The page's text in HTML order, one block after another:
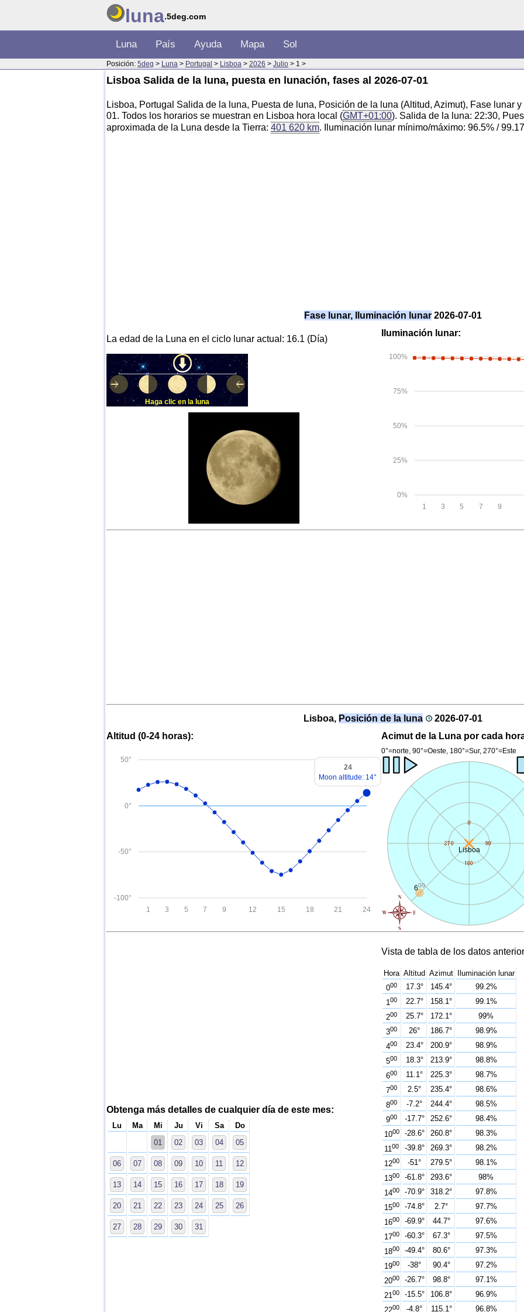
luna.5deg.com
Luna País Ayuda Mapa Sol
Posición: 5deg > Luna > Portugal > Lisboa > 2026 > Julio > 1 >
Lisboa Salida de la luna, puesta en lunación, fases al 2026-07-01
Lisboa, Portugal Salida de la luna, Puesta de luna, Posición de la luna (Altitud, Azimut), Fase lunar
01. Todos los horarios se muestran en Lisboa hora local (GMT+01:00). Salida de la luna: 22:30,
aproximada de la Luna desde la Tierra: 401 620 km. Iluminación lunar mínimo/máximo: 96.5% /
Fase lunar, Iluminación lunar 2026-07-01
La edad de la Luna en el ciclo lunar actual: 16.1 (Día)
Haga clic en la luna
Iluminación lunar:
0%
25%
50%
75%
100%
9
7
5
3
1
Lisboa, Posición de la luna
2026-07-01
Altitud (0-24 horas):
-100°
-50°
0°
50°
24
21
18
15
12
9
7
5
3
1
24
Moon altitude: 14°
Acimut de la Luna por cada
0°=norte, 90°=Oeste, 180°=Sur, 270°=Este
Lisboa
600
Obtenga más detalles de cualquier día de este mes:
Lu Ma Mi Ju Vi Sa
Do
01
02 03 04 05
06 07 08 09 10 11 12
13 14 15 16 17 18 19
20 21 22 23 24 25 26
27 28 29 30 31
Vista de tabla de los datos
Hora Altitud Azimut
Iluminación lunar
000 17.3° 145.4°
99.2%
100 22.7° 158.1°
99.1%
200 25.7° 172.1°
99%
300 26° 186.7°
98.9%
400 23.4° 200.9°
98.9%
500 18.3° 213.9°
98.8%
600 11.1° 225.3°
98.7%
700 2.5° 235.4°
98.6%
800 -7.2° 244.4°
98.5%
900 -17.7° 252.6°
98.4%
1000 -28.6° 260.8°
98.3%
1100 -39.8° 269.3°
98.2%
1200 -51° 279.5°
98.1%
1300 -61.8° 293.6°
98%
1400 -70.9° 318.2°
97.8%
1500 -74.8° 2.7°
97.7%
1600 -69.9° 44.7°
97.6%
1700 -60.3° 67.3°
97.5%
1800 -49.4° 80.6°
97.3%
1900 -38° 90.4°
97.2%
2000 -26.7° 98.8°
97.1%
2100 -15.5° 106.8°
96.9%
2200 -4.8° 115.1° 96.8%